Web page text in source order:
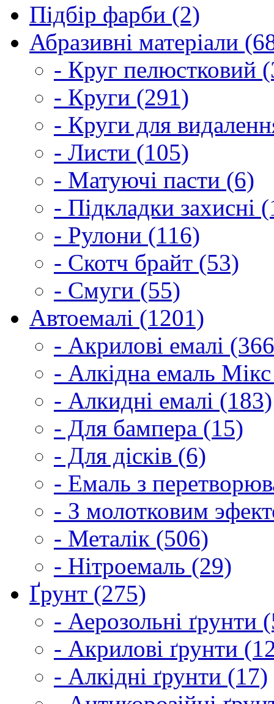
Підбір фарби (2)
Абразивні матеріали
- Круг пелюстковий
- Круги (291)
- Круги для
- Листи (105)
- Матуючі пасти (6)
- Підкладки захисні
- Рулони (116)
- Скотч брайт (53)
- Смуги (55)
Автоемалі (1201)
- Акрилові емалі
- Алкідна емаль
- Алкидні емалі (183)
- Для бампера (15)
- Для дісків (6)
- Емаль з
- З молотковим
- Металік (506)
- Нітроемаль (29)
Ґрунт (275)
- Аерозольні ґрунти
- Акрилові ґрунти
- Алкідні ґрунти (17)